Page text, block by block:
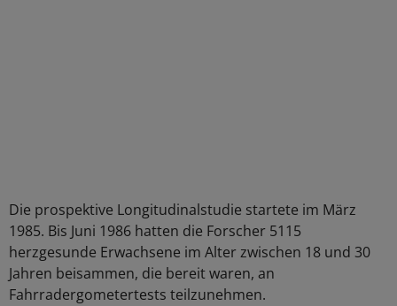
Die prospektive Longitudinalstudie startete im März
1985. Bis Juni 1986 hatten die Forscher 5115
herzgesunde Erwachsene im Alter zwischen 18 und 30
Jahren beisammen, die bereit waren, an
Fahrradergometertests teilzunehmen.